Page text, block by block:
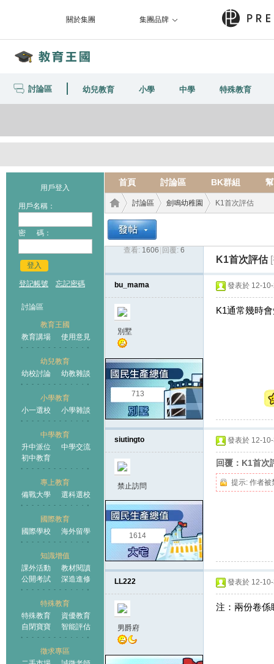
關於集團 集團品牌
討論區 幼兒教育 小學 中學 特殊教育
用戶登入
用戶名稱：
密 碼：
登入
登記帳號 忘記密碼
討論區
教育王國
教育講場
使用意見
幼兒教育
幼校討論
幼教雜談
小學教育
小一選校
小學雜談
中學教育
升中派位
中學交流
初中教育
專上教育
備戰大學
選科選校
國際教育
國際學校
海外留學
知識增值
課外活動
教材閱讀
公開考試
深造進修
特殊教育
特殊教育
資優教育
自閉寶寶
智能評估
徵求專區
首頁 討論區 BK群組
王國
討論區
›
劍鳴幼稚園 K1首次評估
查看: 1606 回覆: 6
K1首次評估
bu_mama
別墅
713
發表於 12-
K1通常幾時
siutingto
禁止訪問
1614
發表於 12-
回覆：K1首次
提示: 作者被
LL222
男爵府
發表於 12-
注：兩份卷係